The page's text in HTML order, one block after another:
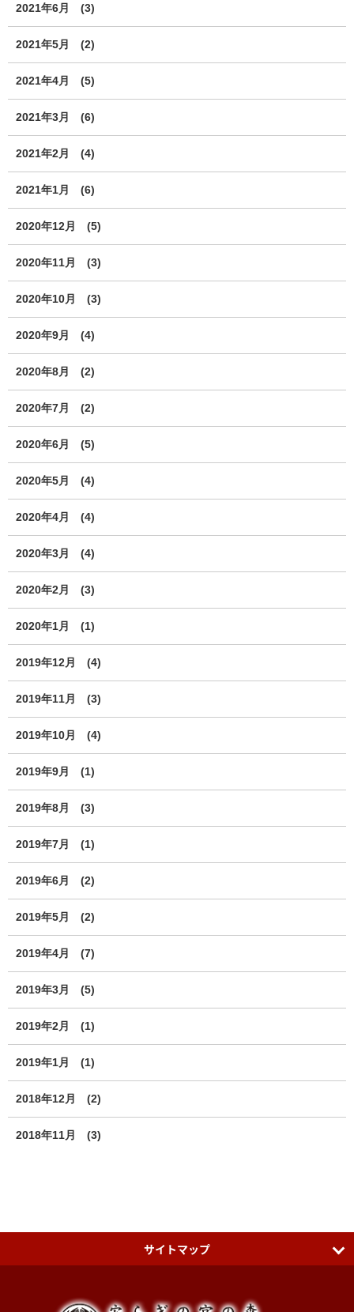
2021年6月 (3)
2021年5月 (2)
2021年4月 (5)
2021年3月 (6)
2021年2月 (4)
2021年1月 (6)
2020年12月 (5)
2020年11月 (3)
2020年10月 (3)
2020年9月 (4)
2020年8月 (2)
2020年7月 (2)
2020年6月 (5)
2020年5月 (4)
2020年4月 (4)
2020年3月 (4)
2020年2月 (3)
2020年1月 (1)
2019年12月 (4)
2019年11月 (3)
2019年10月 (4)
2019年9月 (1)
2019年8月 (3)
2019年7月 (1)
2019年6月 (2)
2019年5月 (2)
2019年4月 (7)
2019年3月 (5)
2019年2月 (1)
2019年1月 (1)
2018年12月 (2)
2018年11月 (3)
サイトマップ
日本七社 冠稲荷神社